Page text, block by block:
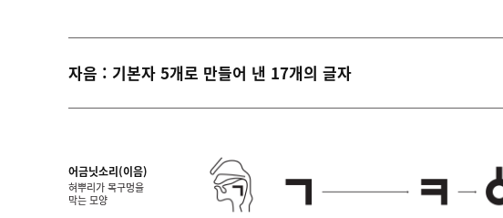
자음 : 기본자 5개로 만들어 낸 17개의 글자
어금닛소리(이음)
혀뿌리가 목구멍을
막는 모양